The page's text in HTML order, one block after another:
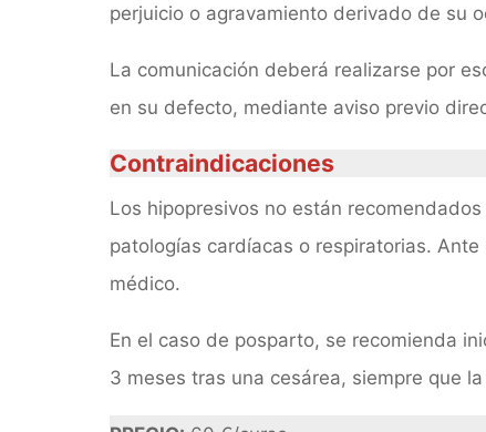
perjuicio o agravamiento derivado de su
La comunicación deberá realizarse por
en su defecto, mediante aviso previo
Contraindicaciones
Los hipopresivos no están
patologías cardíacas o respiratorias.
médico.
En el caso de posparto, se recomienda
3 meses tras una cesárea, siempre que